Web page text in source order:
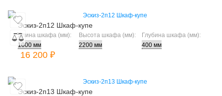
Эскиз-2п12 Шкаф-купе
Длина шкафа (мм): Высота шкафа (мм): Глубина шкафа (мм):
16 200 ₽
Эскиз-2п13 Шкаф-купе